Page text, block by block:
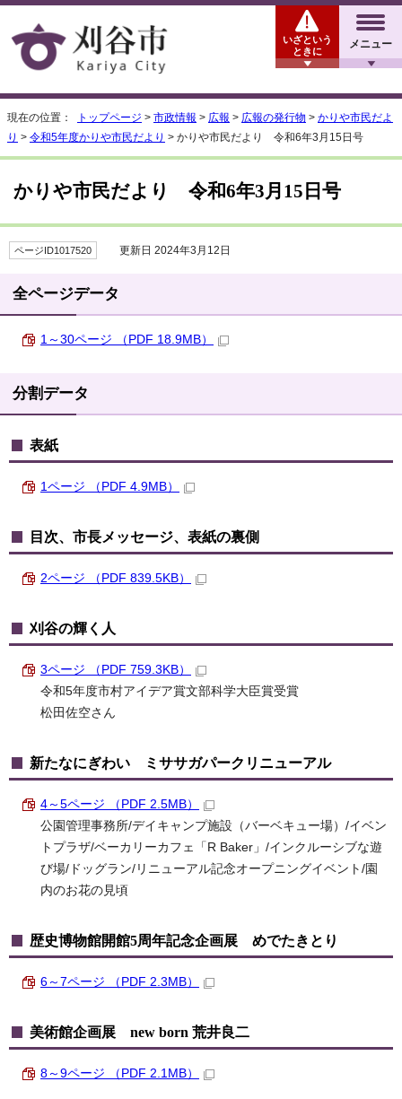
メニュー
いざという
ときに
現在の位置： トップページ > 市政情報 > 広報 > 広報の発行物 > かりや市民だよ
り > 令和5年度かりや市民だより > かりや市民だより 令和6年3月15日号
かりや市民だより 令和6年3月15日号
ページID1017520 更新日 2024年3月12日
全ページデータ
1～30ページ （PDF 18.9MB）
分割データ
表紙
1ページ （PDF 4.9MB）
目次、市長メッセージ、表紙の裏側
2ページ （PDF 839.5KB）
刈谷の輝く人
3ページ （PDF 759.3KB）
令和5年度市村アイデア賞文部科学大臣賞受賞
松田佐空さん
新たなにぎわい ミササガパークリニューアル
4～5ページ （PDF 2.5MB）
公園管理事務所/デイキャンプ施設（バーベキュー場）/イベン
トプラザ/ベーカリーカフェ「R Baker」/インクルーシブな遊
び場/ドッグラン/リニューアル記念オープニングイベント/園
内のお花の見頃
歴史博物館開館5周年記念企画展 めでたきとり
6～7ページ （PDF 2.3MB）
美術館企画展 new born 荒井良二
8～9ページ （PDF 2.1MB）